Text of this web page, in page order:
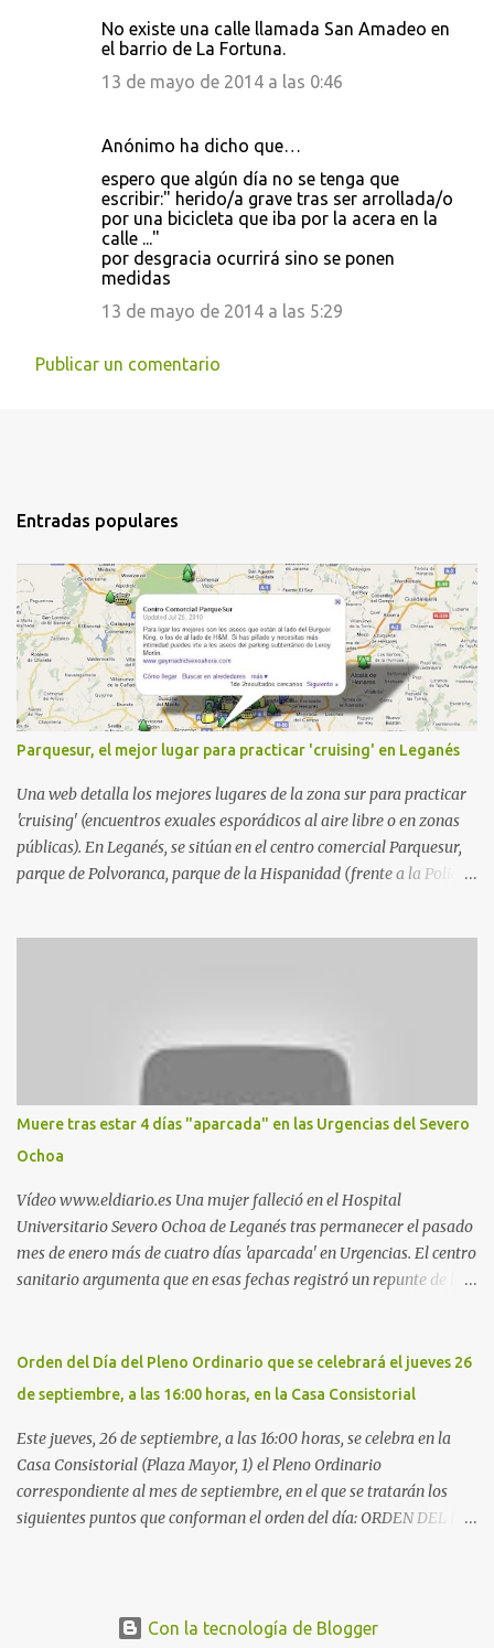
No existe una calle llamada San Amadeo en
el barrio de La Fortuna.
13 de mayo de 2014 a las 0:46
Anónimo ha dicho que…
espero que algún día no se tenga que
escribir:" herido/a grave tras ser arrollada/o
por una bicicleta que iba por la acera en la
calle ..."
por desgracia ocurrirá sino se ponen
medidas
13 de mayo de 2014 a las 5:29
Publicar un comentario
Entradas populares
Parquesur, el mejor lugar para practicar 'cruising' en Leganés
Una web detalla los mejores lugares de la zona sur para practicar
'cruising' (encuentros exuales esporádicos al aire libre o en zonas
públicas). En Leganés, se sitúan en el centro comercial Parquesur,
parque de Polvoranca, parque de la Hispanidad (frente a la Policía
estadio municipal de Butarque) y caminos entre el estadio y Plaza
Nueva. Otro lugar: Escombrera de Polvoranca, entre Leganés y
Móstoles También en el parque de la Hispanidad, situado frente a
la Policía Local de Leganés de la calle Chile, 1, y junto al
cementerio de Butarque". Más información
Muere tras estar 4 días "aparcada" en las Urgencias del Severo
Ochoa
Vídeo www.eldiario.es Una mujer falleció en el Hospital
Universitario Severo Ochoa de Leganés tras permanecer el pasado
mes de enero más de cuatro días 'aparcada' en Urgencias. El centro
sanitario argumenta que en esas fechas registró un repunte de las
arritmia y agravamiento de su dolencia por culpa de un resfriado.
Por ello, la ingresaron a finales del año pasado en el Hospital
cama, en el pasillo, sin mantas y sin poder descansar. Su hija, que
ha denunciado el caso y que grabó un vídeo de la situación
extrema, aseguró que los pasillos estaban repletos de enfermos y
que faltaban médicos por las vacaciones de Navidad, además de
Orden del Día del Pleno Ordinario que se celebrará el jueves 26
de septiembre, a las 16:00 horas, en la Casa Consistorial
Este jueves, 26 de septiembre, a las 16:00 horas, se celebra en la
Casa Consistorial (Plaza Mayor, 1) el Pleno Ordinario
correspondiente al mes de septiembre, en el que se tratarán los
siguientes puntos que conforman el orden del día: ORDEN DEL DÍA
de 2013, sesión extraordinaria. - 25 de julio de 2013, sesión
Con la tecnología de Blogger